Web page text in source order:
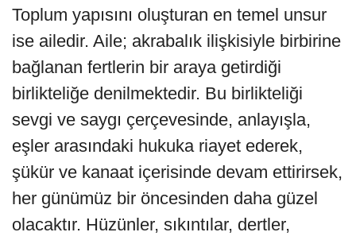
Toplum yapısını oluşturan en temel unsur
ise ailedir. Aile; akrabalık ilişkisiyle birbirine
bağlanan fertlerin bir araya getirdiği
birlikteliğe denilmektedir. Bu birlikteliği
sevgi ve saygı çerçevesinde, anlayışla,
eşler arasındaki hukuka riayet ederek,
şükür ve kanaat içerisinde devam ettirirsek,
her günümüz bir öncesinden daha güzel
olacaktır. Hüzünler, sıkıntılar, dertler,